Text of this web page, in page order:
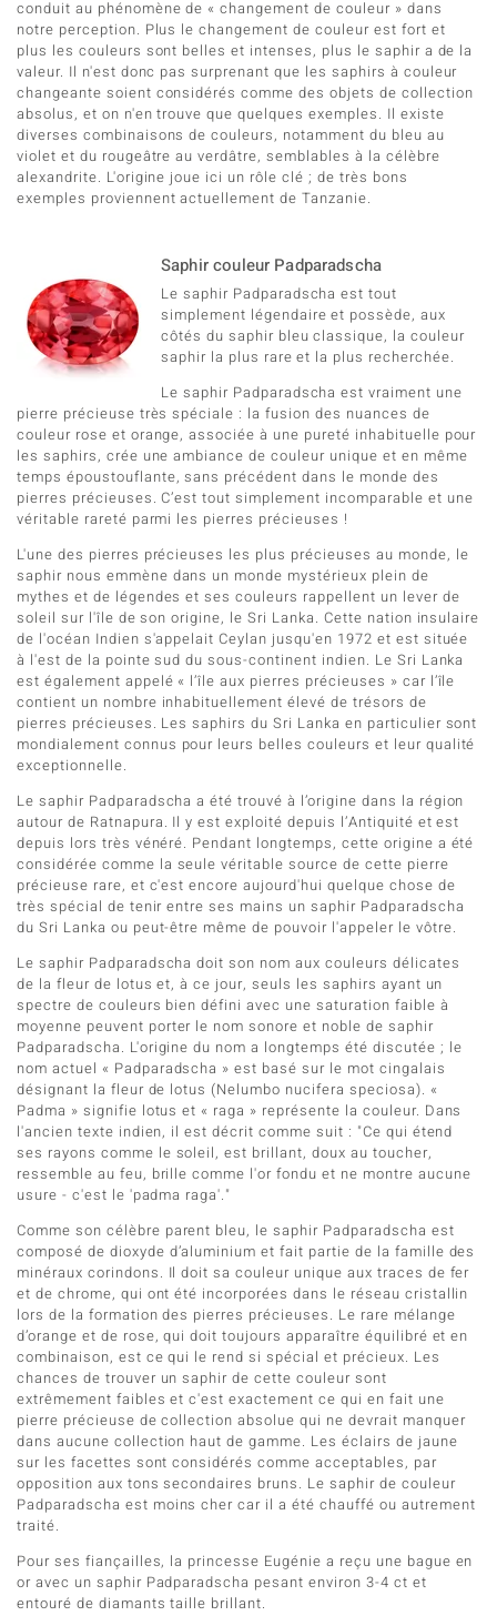
conduit au phénomène de « changement de couleur » dans
notre perception. Plus le changement de couleur est fort et
plus les couleurs sont belles et intenses, plus le saphir a de la
valeur. Il n'est donc pas surprenant que les saphirs à couleur
changeante soient considérés comme des objets de collection
absolus, et on n'en trouve que quelques exemples. Il existe
diverses combinaisons de couleurs, notamment du bleu au
violet et du rougeâtre au verdâtre, semblables à la célèbre
alexandrite. L'origine joue ici un rôle clé ; de très bons
exemples proviennent actuellement de Tanzanie.
Saphir couleur Padparadscha
Le saphir Padparadscha est tout
simplement légendaire et possède, aux
côtés du saphir bleu classique, la couleur
saphir la plus rare et la plus recherchée.
Le saphir Padparadscha est vraiment une
pierre précieuse très spéciale : la fusion des nuances de
couleur rose et orange, associée à une pureté inhabituelle pour
les saphirs, crée une ambiance de couleur unique et en même
temps époustouflante, sans précédent dans le monde des
pierres précieuses. C’est tout simplement incomparable et une
véritable rareté parmi les pierres précieuses !
L'une des pierres précieuses les plus précieuses au monde, le
saphir nous emmène dans un monde mystérieux plein de
mythes et de légendes et ses couleurs rappellent un lever de
soleil sur l'île de son origine, le Sri Lanka. Cette nation insulaire
de l'océan Indien s'appelait Ceylan jusqu'en 1972 et est située
à l'est de la pointe sud du sous-continent indien. Le Sri Lanka
est également appelé « l’île aux pierres précieuses » car l’île
contient un nombre inhabituellement élevé de trésors de
pierres précieuses. Les saphirs du Sri Lanka en particulier sont
mondialement connus pour leurs belles couleurs et leur qualité
exceptionnelle.
Le saphir Padparadscha a été trouvé à l’origine dans la région
autour de Ratnapura. Il y est exploité depuis l’Antiquité et est
depuis lors très vénéré. Pendant longtemps, cette origine a été
considérée comme la seule véritable source de cette pierre
précieuse rare, et c'est encore aujourd'hui quelque chose de
très spécial de tenir entre ses mains un saphir Padparadscha
du Sri Lanka ou peut-être même de pouvoir l'appeler le vôtre.
Le saphir Padparadscha doit son nom aux couleurs délicates
de la fleur de lotus et, à ce jour, seuls les saphirs ayant un
spectre de couleurs bien défini avec une saturation faible à
moyenne peuvent porter le nom sonore et noble de saphir
Padparadscha. L'origine du nom a longtemps été discutée ; le
nom actuel « Padparadscha » est basé sur le mot cingalais
désignant la fleur de lotus (Nelumbo nucifera speciosa). «
Padma » signifie lotus et « raga » représente la couleur. Dans
l'ancien texte indien, il est décrit comme suit : "Ce qui étend
ses rayons comme le soleil, est brillant, doux au toucher,
ressemble au feu, brille comme l'or fondu et ne montre aucune
usure - c'est le 'padma raga'."
Comme son célèbre parent bleu, le saphir Padparadscha est
composé de dioxyde d’aluminium et fait partie de la famille des
minéraux corindons. Il doit sa couleur unique aux traces de fer
et de chrome, qui ont été incorporées dans le réseau cristallin
lors de la formation des pierres précieuses. Le rare mélange
d’orange et de rose, qui doit toujours apparaître équilibré et en
combinaison, est ce qui le rend si spécial et précieux. Les
chances de trouver un saphir de cette couleur sont
extrêmement faibles et c'est exactement ce qui en fait une
pierre précieuse de collection absolue qui ne devrait manquer
dans aucune collection haut de gamme. Les éclairs de jaune
sur les facettes sont considérés comme acceptables, par
opposition aux tons secondaires bruns. Le saphir de couleur
Padparadscha est moins cher car il a été chauffé ou autrement
traité.
Pour ses fiançailles, la princesse Eugénie a reçu une bague en
or avec un saphir Padparadscha pesant environ 3-4 ct et
entouré de diamants taille brillant.